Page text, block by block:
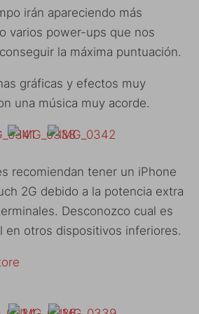
irán apareciendo más
varios power-ups que nos
la máxima puntuación.
gráficas y efectos muy
una música muy acorde.
recomiendan tener un iPhone
2G debido a la potencia extra
Desconozco cual es
en otros dispositivos inferiores.